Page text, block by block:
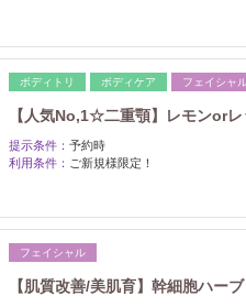
ボディトリ ボディケア フェイシャ
【人気No,1☆二重顎】レモンor
提示条件： 予約時
利用条件： ご新規様限定！
フェイシャル
【肌質改善/美肌育】幹細胞ハー